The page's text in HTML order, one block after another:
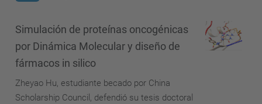
Simulación de proteínas oncogénicas
por Dinámica Molecular y diseño de
fármacos in silico
Zheyao Hu, estudiante becado por China
Scholarship Council, defendió su tesis doctoral